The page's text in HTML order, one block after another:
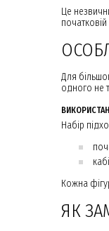
Це
Для
одного не
Набір
Кожна
ЯК